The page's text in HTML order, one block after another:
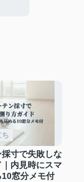
ち
寸で失敗しな
内見時にスマ
窓分メモ付